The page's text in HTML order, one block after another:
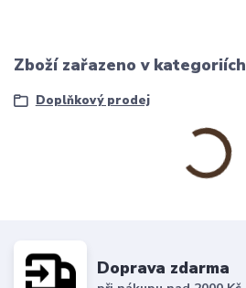
Zboží zařazeno v kategoriích
Doplňkový prodej
Doprava zdarma